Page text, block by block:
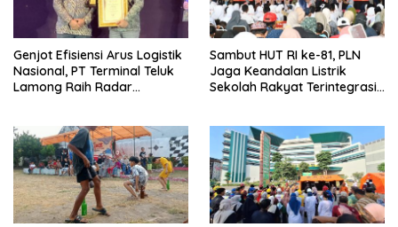
Genjot Efisiensi Arus Logistik
Nasional, PT Terminal Teluk
Lamong Raih Radar
Sambut HUT RI ke-81, PLN
Jaga Keandalan Listrik
Sekolah Rakyat Terintegrasi 1